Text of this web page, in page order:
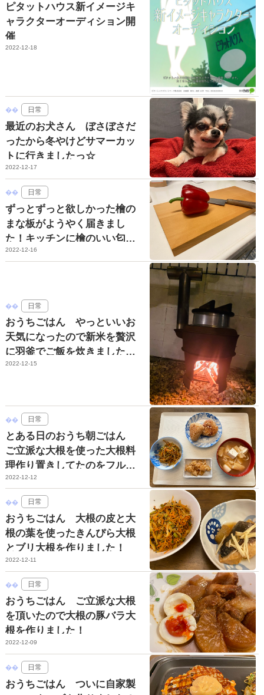
ピタットハウス新イメージキ
ャラクターオーディション開
催
2022-12-18
日常
最近のお犬さん ぼさぼさだ
ったから冬やけどサマーカッ
トに行きましたっ☆
2022-12-17
日常
ずっとずっと欲しかった檜の
まな板がようやく届きまし
た！キッチンに檜のいい匂い
が充満ですっ☆
2022-12-16
日常
おうちごはん やっといいお
天気になったので新米を贅沢
に羽釜でご飯を炊きましたっ
☆
2022-12-15
日常
とある日のおうち朝ごはん
ご立派な大根を使った大根料
理作り置きしてたのをフルに
活用しましたっ☆
2022-12-12
日常
おうちごはん 大根の皮と大
根の葉を使ったきんぴら大根
とブリ大根を作りました！
2022-12-11
日常
おうちごはん ご立派な大根
を頂いたので大根の豚バラ大
根を作りました！
2022-12-09
日常
おうちごはん ついに自家製